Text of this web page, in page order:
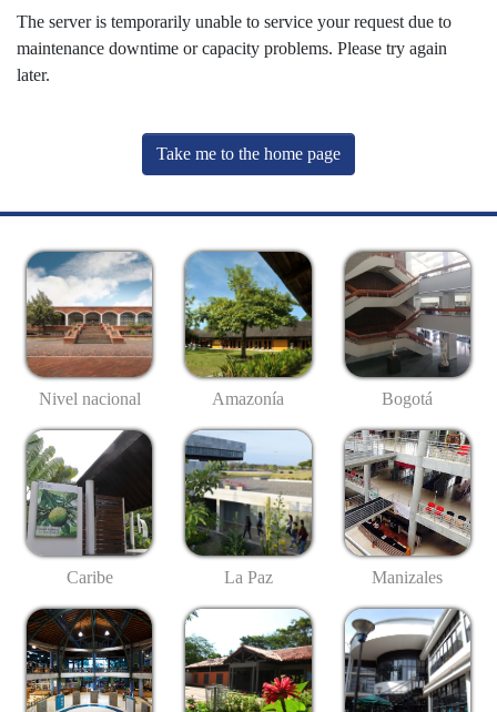
The server is temporarily unable to service your request due to
maintenance downtime or capacity problems. Please try again
later.
Take me to the home page
Nivel nacional Amazonía Bogotá
Caribe La Paz Manizales